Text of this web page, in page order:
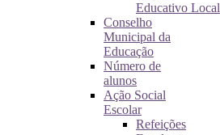
Educativo Local
Conselho
Municipal da
Educação
Número de
alunos
Ação Social
Escolar
Refeições